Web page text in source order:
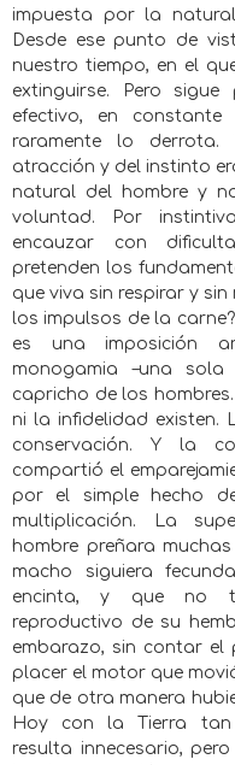
impuesta por la
Desde ese punto de
nuestro tiempo, en el
extinguirse. Pero sigue
efectivo, en
raramente lo
atracción y del instinto
natural del hombre y
voluntad. Por
encauzar con
pretenden los
que viva sin respirar y
los impulsos de la
es una imposición
monogamia –una
capricho de los
ni la infidelidad existen.
conservación. Y la
compartió el
por el simple hecho
multiplicación. La
hombre preñara
macho siguiera
encinta, y que no
reproductivo de su
embarazo, sin contar el
placer el motor que
que de otra manera
Hoy con la Tierra tan
resulta innecesario,